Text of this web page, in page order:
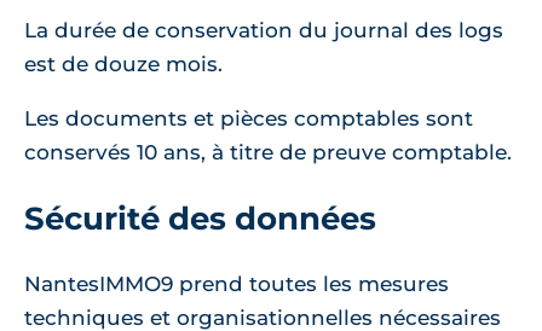
La durée de conservation du journal des logs
est de douze mois.
Les documents et pièces comptables sont
conservés 10 ans, à titre de preuve comptable.
Sécurité des données
NantesIMMO9 prend toutes les mesures
techniques et organisationnelles nécessaires